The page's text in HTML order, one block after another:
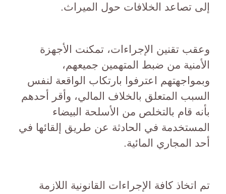
إلى تصاعد الخلافات حول الميراث.
وعقب تقنين الإجراءات، تمكنت الأجهزة
الأمنية من ضبط المتهمين جميعهم،
وبمواجهتهم اعترفوا بارتكاب الواقعة لنفس
السبب المتعلق بالخلاف المالي، وأقر أحدهم
بأنه قام بالتخلص من الأسلحة البيضاء
المستخدمة في الحادثة عن طريق إلقائها في
أحد المجاري المائية.
تم اتخاذ كافة الإجراءات القانونية اللازمة